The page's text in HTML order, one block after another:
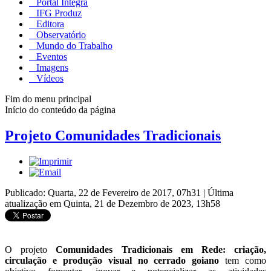
IFG Produz
Editora
Observatório
Mundo do Trabalho
Eventos
Imagens
Vídeos
Fim do menu principal
Início do conteúdo da página
Projeto Comunidades Tradicionais
Publicado: Quarta, 22 de Fevereiro de 2017, 07h31 | Última
atualização em Quinta, 21 de Dezembro de 2023, 13h58
O projetoComunidades Tradicionais em Rede: criação,
circulação e produção visual no cerrado goiano tem como